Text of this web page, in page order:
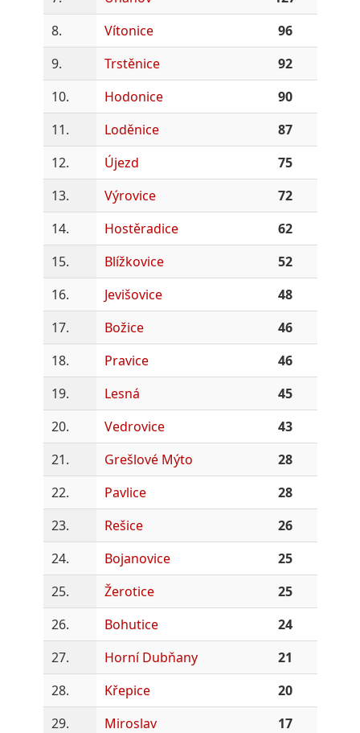
8.
Vítonice
96
9.
Trstěnice
92
10.
Hodonice
90
11.
Loděnice
87
12.
Újezd
75
13.
Výrovice
72
14.
Hostěradice
62
15.
Blížkovice
52
16.
Jevišovice
48
17.
Božice
46
18.
Pravice
46
19.
Lesná
45
20.
Vedrovice
43
21.
Grešlové Mýto
28
22.
Pavlice
28
23.
Rešice
26
24.
Bojanovice
25
25.
Žerotice
25
26.
Bohutice
24
27.
Horní Dubňany
21
28.
Křepice
20
29.
Miroslav
17